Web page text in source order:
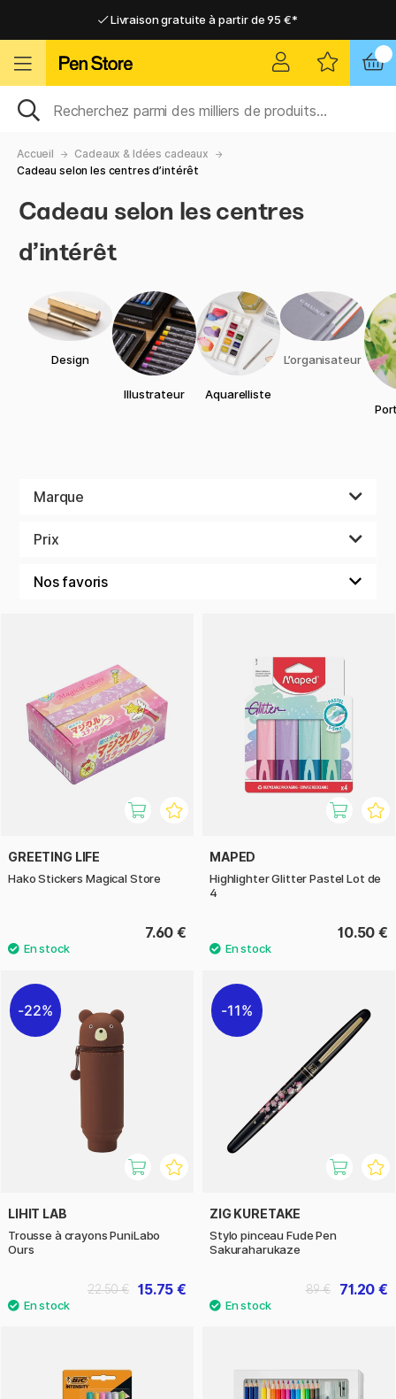
Livraison gratuite à partir de 95 €*
Livraison domicile ou point relais
Livraison gratuite à partir de 95 €*
Livraison domicile ou point relais
Accueil
Cadeaux & Idées cadeaux
Cadeau selon les centres d’intérêt
Cadeau selon les centres
d’intérêt
Design
Illustrateur Aquarelliste
L’organisateur
Marque
Prix
GREETING LIFE
Hako Stickers Magical Store
7.60 €
MAPED
Highlighter Glitter Pastel Lot de
4
10.50 €
22%
LIHIT LAB
Trousse à crayons PuniLabo
Ours
15.75 €
22.50 €
11%
ZIG KURETAKE
Stylo pinceau Fude Pen
Sakuraharukaze
71.20 €
89 €